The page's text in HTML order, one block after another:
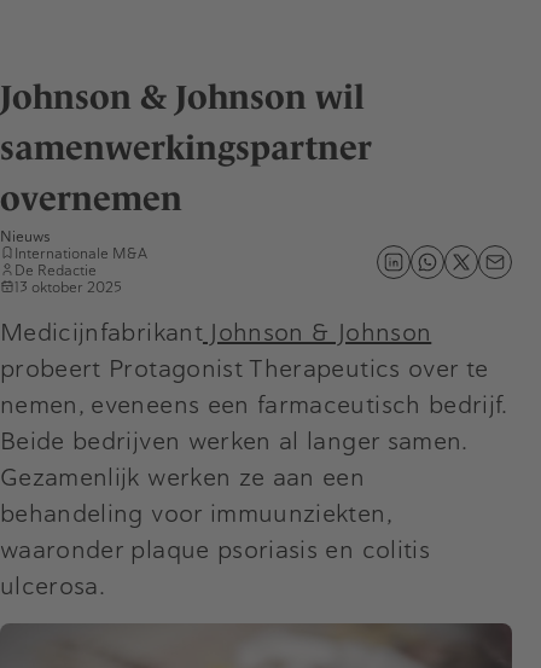
Johnson & Johnson wil
samenwerkingspartner
overnemen
Nieuws
Internationale M&A
De Redactie
13 oktober 2025
MedicijnfabrikantJohnson & Johnson
probeert Protagonist Therapeutics over te
nemen, eveneens een farmaceutisch bedrijf.
Beide bedrijven werken al langer samen.
Gezamenlijk werken ze aan een
behandeling voor immuunziekten,
waaronder plaque psoriasis en colitis
ulcerosa.